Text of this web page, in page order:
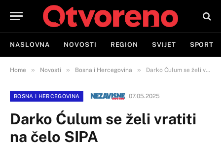
NASLOVNA NOVOSTI REGION SVIJET SPORT
Home » Novosti » Bosna i Hercegovina » Darko Ćulum se želi vratiti na čelo SIPA
BOSNA I HERCEGOVINA 07.05.2025
Darko Ćulum se želi vratiti
na čelo SIPA